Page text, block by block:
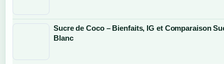
Sucre de Coco – Bienfaits, IG et Comparaison
Blanc